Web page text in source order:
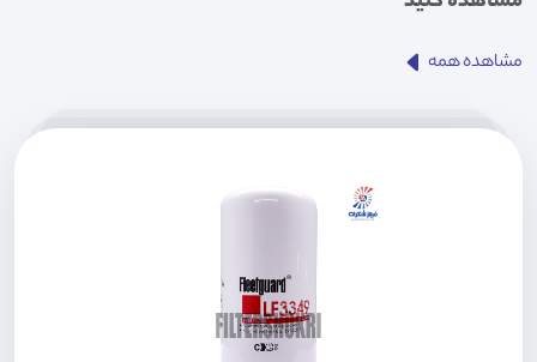
مشاهده همه